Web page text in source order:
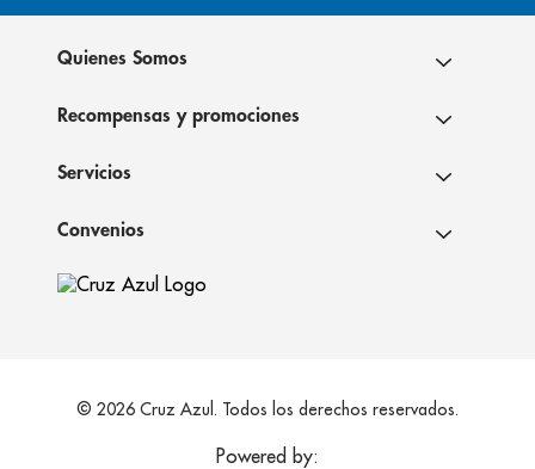
Quienes Somos
Recompensas y promociones
Servicios
Convenios
© 2026 Cruz Azul. Todos los derechos reservados.
Powered by: